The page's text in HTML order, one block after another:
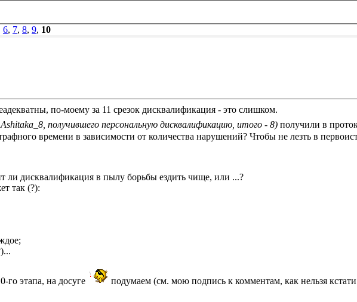
6, 7, 8, 9, 10
по-моему за 11 срезок дисквалификация - это слишком.
получившего персональную дисквалификацию, итого - 8) получили в
времени в зависимости от количества нарушений? Чтобы не лезть в
ли дисквалификация в пылу борьбы ездить чище, или ...?
так (?):
го этапа, на досуге подумаем (см. мою подпись к комментам, как нельзя кстати